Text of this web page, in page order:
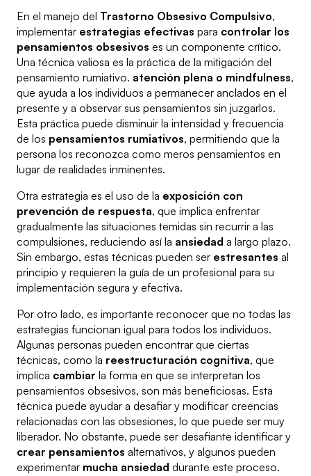
En el manejo del Trastorno Obsesivo Compulsivo,
implementar estrategias efectivas para controlar los
pensamientos obsesivos es un componente crítico.
Una técnica valiosa es la práctica de la mitigación del
pensamiento rumiativo. atención plena o mindfulness,
que ayuda a los individuos a permanecer anclados en el
presente y a observar sus pensamientos sin juzgarlos.
Esta práctica puede disminuir la intensidad y frecuencia
de los pensamientos rumiativos, permitiendo que la
persona los reconozca como meros pensamientos en
lugar de realidades inminentes.
Otra estrategia es el uso de la exposición con
prevención de respuesta, que implica enfrentar
gradualmente las situaciones temidas sin recurrir a las
compulsiones, reduciendo así la ansiedad a largo plazo.
Sin embargo, estas técnicas pueden ser estresantes al
principio y requieren la guía de un profesional para su
implementación segura y efectiva.
Por otro lado, es importante reconocer que no todas las
estrategias funcionan igual para todos los individuos.
Algunas personas pueden encontrar que ciertas
técnicas, como la reestructuración cognitiva, que
implica cambiar la forma en que se interpretan los
pensamientos obsesivos, son más beneficiosas. Esta
técnica puede ayudar a desafiar y modificar creencias
relacionadas con las obsesiones, lo que puede ser muy
liberador. No obstante, puede ser desafiante identificar y
crear pensamientos alternativos, y algunos pueden
experimentar mucha ansiedad durante este proceso.